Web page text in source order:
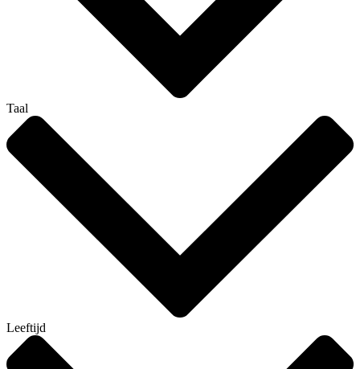
Taal
Leeftijd